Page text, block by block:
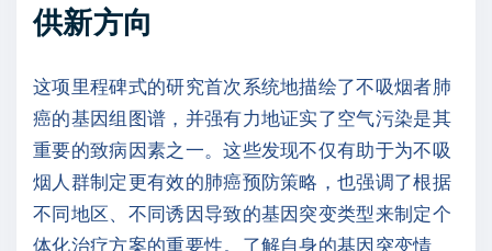
供新方向
这项里程碑式的研究首次系统地描绘了不吸烟者肺
癌的基因组图谱，并强有力地证实了空气污染是其
重要的致病因素之一。这些发现不仅有助于为不吸
烟人群制定更有效的肺癌预防策略，也强调了根据
不同地区、不同诱因导致的基因突变类型来制定个
体化治疗方案的重要性。了解自身的基因突变情